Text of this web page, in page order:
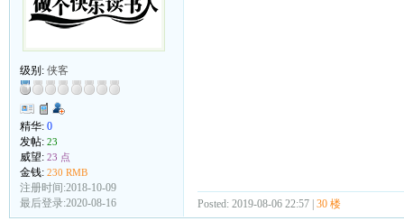
级别: 侠客
精华: 0
发帖: 23
威望: 23 点
金钱: 230 RMB
注册时间:2018-10-09
最后登录:2020-08-16
Posted: 2019-08-06 22:57 | 30 楼